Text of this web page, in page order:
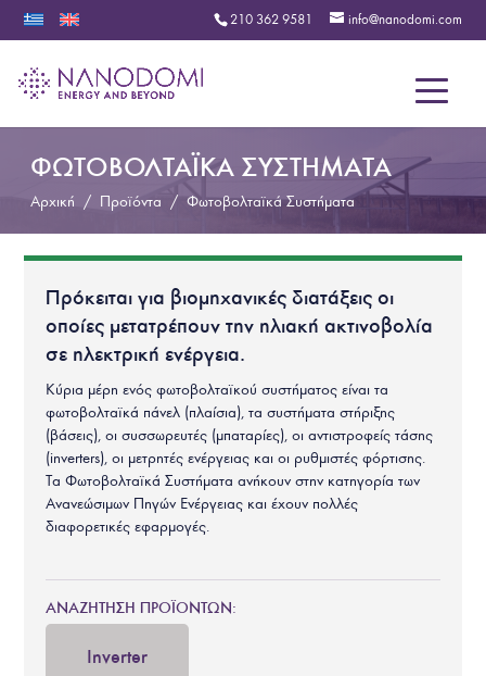
210 362 9581 info@nanodomi.com
ΦΩΤΟΒΟΛΤΑΪΚΑ ΣΥΣΤΗΜΑΤΑ
Αρχική / Προϊόντα / Φωτοβολταϊκά Συστήματα
Πρόκειται για βιομηχανικές διατάξεις οι
οποίες μετατρέπουν την ηλιακή ακτινοβολία
σε ηλεκτρική ενέργεια.
Κύρια μέρη ενός φωτοβολταϊκού συστήματος είναι τα
φωτοβολταϊκά πάνελ (πλαίσια), τα συστήματα στήριξης
(βάσεις), οι συσσωρευτές (μπαταρίες), οι αντιστροφείς τάσης
(inverters), οι μετρητές ενέργειας και οι ρυθμιστές φόρτισης.
Τα Φωτοβολταϊκά Συστήματα ανήκουν στην κατηγορία των
Ανανεώσιμων Πηγών Ενέργειας και έχουν πολλές
διαφορετικές εφαρμογές.
ΑΝΑΖΗΤΗΣΗ ΠΡΟΪΟΝΤΩΝ:
Inverter